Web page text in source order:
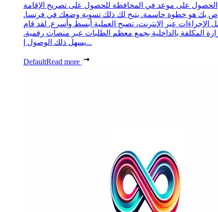
الحصول على موعد في المحافظة للحصول على تصريح الإقامة
بك هو خطوة حاسمة. يتيح لك ذلك تسوية وضعك في فرنسا.
الإجراءات عبر الإنترنت، تصبح العملية أبسط وأسرع. لقد قام
المكلفة بالداخلية بجمع معظم الطلبات عبر منصات رقمية.
يسهل ذلك الوصول إ...
DefaultRead more